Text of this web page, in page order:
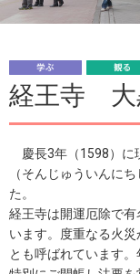
ぶ
経王寺 大
慶長3年（1598）に
（そんじゅういんに
た。
経王寺は開運厄除で
います。度重なる火災
とも呼ばれています